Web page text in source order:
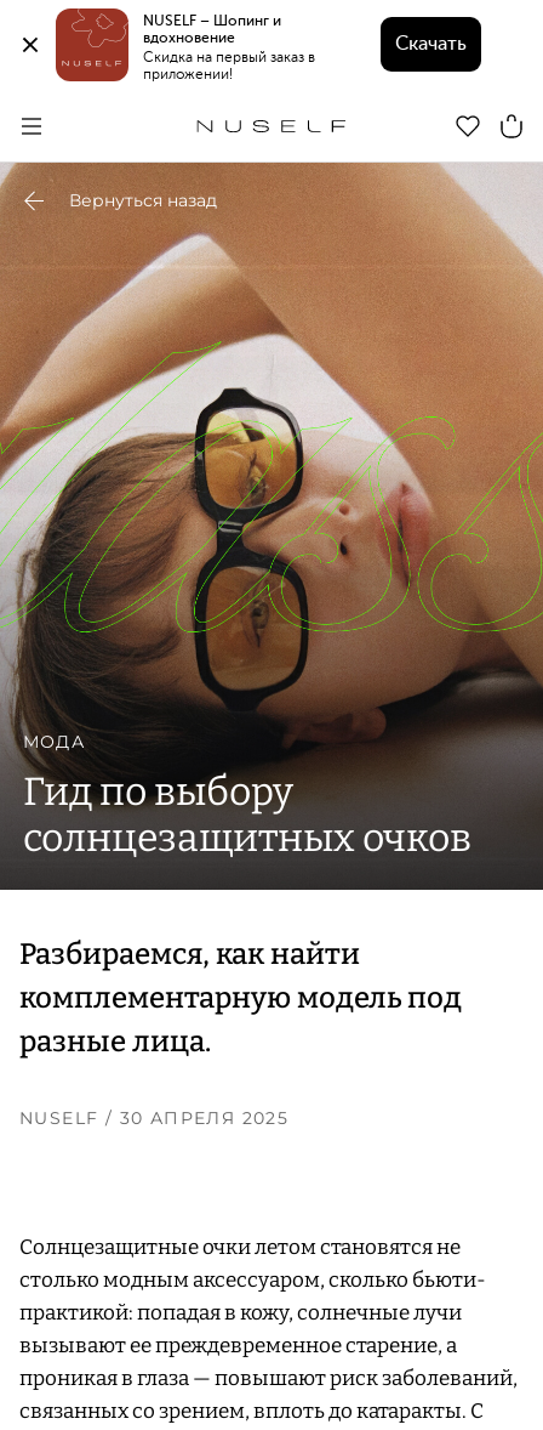
NUSELF – Шопинг и
вдохновение
Скидка на первый заказ в
приложении!
Скачать
Вернуться назад
МОДА
Гид по выбору
солнцезащитных очков
Разбираемся, как найти
комплементарную модель под
разные лица.
NUSELF / 30 АПРЕЛЯ 2025
Солнцезащитные очки летом становятся не
столько модным аксессуаром, сколько бьюти-
практикой: попадая в кожу, солнечные лучи
вызывают ее преждевременное старение, а
проникая в глаза — повышают риск заболеваний,
связанных со зрением, вплоть до катаракты. С